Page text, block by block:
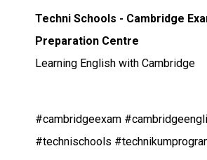
Techni Schools - Cambridge
Preparation Centre
Learning English with Cambridge
#cambridgeexam
#technischools